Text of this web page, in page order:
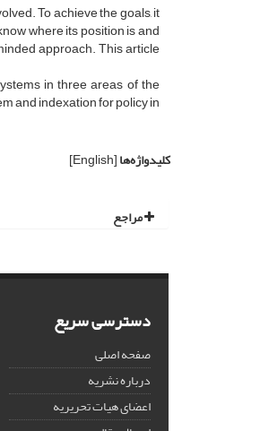
To achieve the goals, it
where its position is and
approach. This article
in three areas of the
and indexation for policy in
کلیدواژه‌ها[English]
مراجع
دسترسی سریع
صفحه اصلی
درباره نشریه
اعضای هیات تحریریه